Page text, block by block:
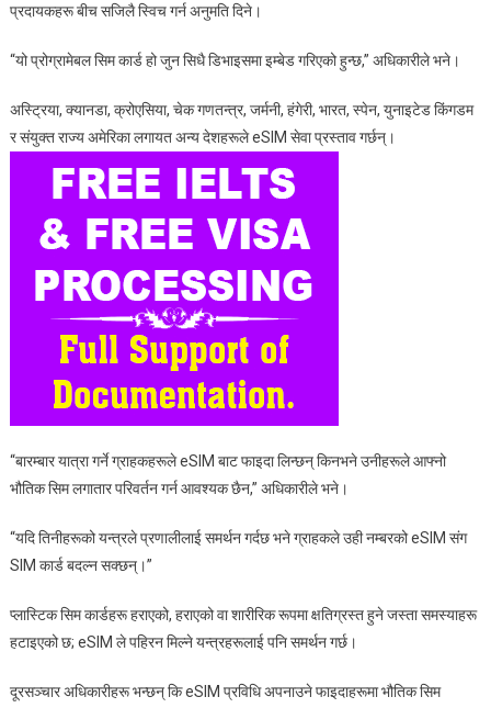
प्रदायकहरू बीच सजिलै स्विच गर्न अनुमति दिने।
“यो प्रोग्रामेबल सिम कार्ड हो जुन सिधै डिभाइसमा इम्बेड गरिएको हुन्छ,” अधिकारीले भने।
अस्ट्रिया, क्यानडा, क्रोएसिया, चेक गणतन्त्र, जर्मनी, हंगेरी, भारत, स्पेन, युनाइटेड किंगडम
र संयुक्त राज्य अमेरिका लगायत अन्य देशहरूले eSIM सेवा प्रस्ताव गर्छन्।
“बारम्बार यात्रा गर्ने ग्राहकहरूले eSIM बाट फाइदा लिन्छन् किनभने उनीहरूले आफ्नो
भौतिक सिम लगातार परिवर्तन गर्न आवश्यक छैन,” अधिकारीले भने।
“यदि तिनीहरूको यन्त्रले प्रणालीलाई समर्थन गर्दछ भने ग्राहकले उही नम्बरको eSIM संग
SIM कार्ड बदल्न सक्छन्।”
प्लास्टिक सिम कार्डहरू हराएको, हराएको वा शारीरिक रूपमा क्षतिग्रस्त हुने जस्ता समस्याहरू
हटाइएको छ; eSIM ले पहिरन मिल्ने यन्त्रहरूलाई पनि समर्थन गर्छ।
दूरसञ्चार अधिकारीहरू भन्छन् कि eSIM प्रविधि अपनाउने फाइदाहरूमा भौतिक सिम